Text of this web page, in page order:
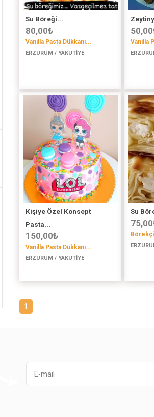
Su Böreği...
80,00₺
Vanilla Pasta Dükkanı...
ERZURUM / YAKUTİYE
50,00
Vanilla
Kişiye Özel Konsept
Pasta...
150,00₺
Vanilla Pasta Dükkanı...
ERZURUM / YAKUTİYE
Su
75,00
1